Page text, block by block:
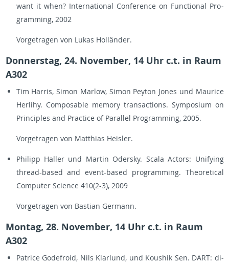
want it when? In­ter­na­tio­nal Con­fe­rence on Func­tio­nal Pro­
gramming, 2002
Vor­ge­tra­gen von Lukas Hol­län­der.
Don­ners­tag, 24. No­vem­ber, 14 Uhr c.t. in Raum
A302
Tim Har­ris, Simon Mar­low, Simon Pey­ton Jones und Mau­rice
Her­li­hy. Com­po­sa­ble me­mo­ry tran­sac­tions. Sym­po­si­um on
Prin­ci­ples and Prac­tice of Par­al­lel Pro­gramming, 2005.
Vor­ge­tra­gen von Mat­thi­as Heis­ler.
Phil­ipp Hal­ler und Mar­tin Oder­s­ky. Scala Ac­tors: Uni­fy­ing
thre­ad-ba­sed and event-ba­sed pro­gramming. Theo­re­ti­cal
Com­pu­ter Sci­ence 410(2-3), 2009
Vor­ge­tra­gen von Bas­ti­an Ger­mann.
Mon­tag, 28. No­vem­ber, 14 Uhr c.t. in Raum
A302
Pa­tri­ce Go­de­f­ro­id, Nils Klar­lund, und Kous­hik Sen. DART: di­